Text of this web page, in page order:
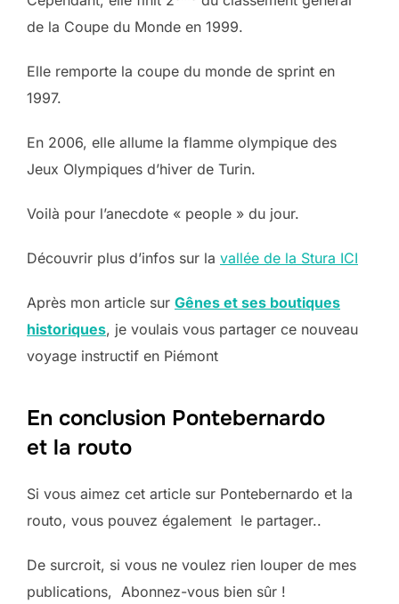
de la Coupe du Monde en 1999.
Elle remporte la coupe du monde de sprint en
1997.
En 2006, elle allume la flamme olympique des
Jeux Olympiques d’hiver de Turin.
Voilà pour l’anecdote « people » du jour.
Découvrir plus d’infos sur la vallée de la Stura ICI
Après mon article sur Gênes et ses boutiques
historiques, je voulais vous partager ce nouveau
voyage instructif en Piémont
En conclusion Pontebernardo
et la routo
Si vous aimez cet article sur Pontebernardo et la
routo, vous pouvez également le partager..
De surcroit, si vous ne voulez rien louper de mes
publications, Abonnez-vous bien sûr !